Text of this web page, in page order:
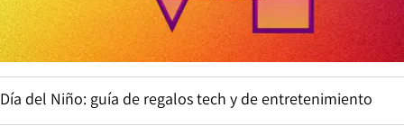
Día del Niño: guía de regalos tech y de entretenimiento